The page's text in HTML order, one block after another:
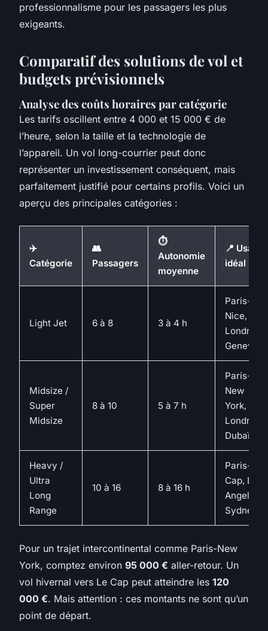
professionnalisme pour les passagers les plus
exigeants.
Comparatif des solutions de vol et
budgets prévisionnels
Analyse des coûts horaires par catégorie
Les tarifs oscillent entre 4 000 et 15 000 € de
l’heure, selon la taille et la technologie de
l’appareil. Un vol long-courrier peut donc
représenter un investissement conséquent, mais
parfaitement justifié pour certains profils. Voici un
aperçu des principales catégories :
✈️
Catégorie
👥
Passagers
⏱️
Autonomie
moyenne
📍 Usage
idéal
Light Jet 6 à 8 3 à 4 h
Paris-
Nice,
Londres-
Geneve
Midsize /
Super
Midsize
8 à 10 5 à 7 h
Paris-
New
York,
Londres-
Dubaï
Heavy /
Ultra
Long
Range
10 à 16 8 à 16 h
Paris-Le
Cap, Los
Angeles-
Sydney
Pour un trajet intercontinental comme Paris-New
York, comptez environ 95 000 € aller-retour. Un
vol hivernal vers Le Cap peut atteindre les 120
000 €. Mais attention : ces montants ne sont qu’un
point de départ.